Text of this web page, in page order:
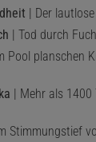
| Der
| Tod durch
Pool planschen
| Mehr als 1400
Stimmungstief